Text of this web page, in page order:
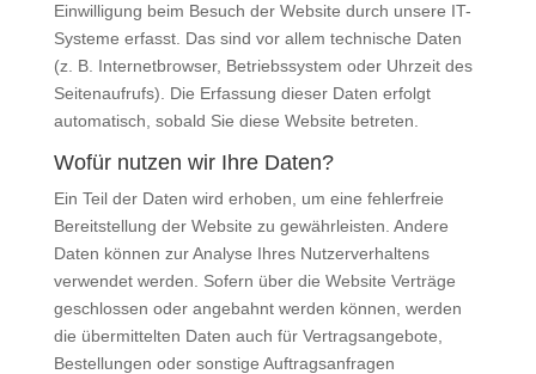
Einwilligung beim Besuch der Website durch unsere IT-
Systeme erfasst. Das sind vor allem technische Daten
(z. B. Internetbrowser, Betriebssystem oder Uhrzeit des
Seitenaufrufs). Die Erfassung dieser Daten erfolgt
automatisch, sobald Sie diese Website betreten.
Wofür nutzen wir Ihre Daten?
Ein Teil der Daten wird erhoben, um eine fehlerfreie
Bereitstellung der Website zu gewährleisten. Andere
Daten können zur Analyse Ihres Nutzerverhaltens
verwendet werden. Sofern über die Website Verträge
geschlossen oder angebahnt werden können, werden
die übermittelten Daten auch für Vertragsangebote,
Bestellungen oder sonstige Auftragsanfragen